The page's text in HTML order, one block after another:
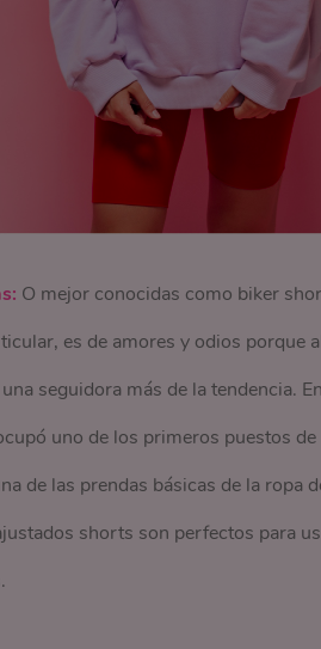
O mejor conocidas como biker
es de amores y odios porque
seguidora más de la tendencia.
uno de los primeros puestos
de las prendas básicas de la ropa
shorts son perfectos para